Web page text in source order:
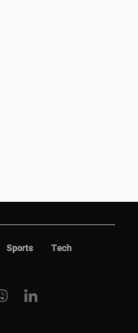
Sports Tech